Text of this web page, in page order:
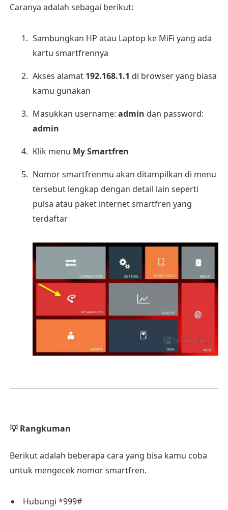
Caranya adalah sebagai berikut:
Sambungkan HP atau Laptop ke MiFi yang ada
kartu smartfrennya
Akses alamat 192.168.1.1 di browser yang biasa
kamu gunakan
Masukkan username: admin dan password:
admin
Klik menu My Smartfren
Nomor smartfrenmu akan ditampilkan di menu
tersebut lengkap dengan detail lain seperti
pulsa atau paket internet smartfren yang
terdaftar
💡 Rangkuman
Berikut adalah beberapa cara yang bisa kamu coba
untuk mengecek nomor smartfren.
Hubungi *999#